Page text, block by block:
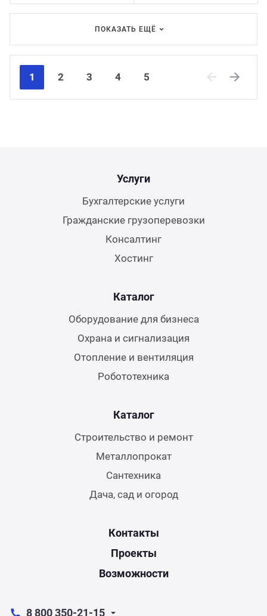
ПОКАЗАТЬ ЕЩЁ
1 2 3 4
5
Услуги
Бухгалтерские услуги
Гражданские грузоперевозки
Консалтинг
Хостинг
Каталог
Оборудование для бизнеса
Охрана и сигнализация
Отопление и вентиляция
Робототехника
Каталог
Строительство и ремонт
Металлопрокат
Сантехника
Дача, сад и огород
Контакты
Проекты
Возможности
8 800 350-21-15